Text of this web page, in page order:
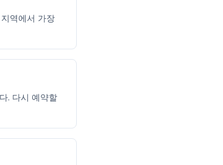
역에서 가장
. 다시 예약할